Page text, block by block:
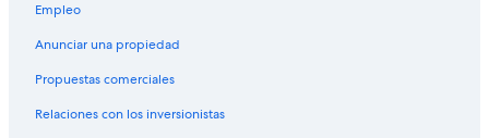
Hoteles en St. Mary's
Hoteles en Kildonan
Hoteles en Wick
Hoteles en Thurso
Empleo
Anunciar una propiedad
Propuestas comerciales
Relaciones con los inversionistas